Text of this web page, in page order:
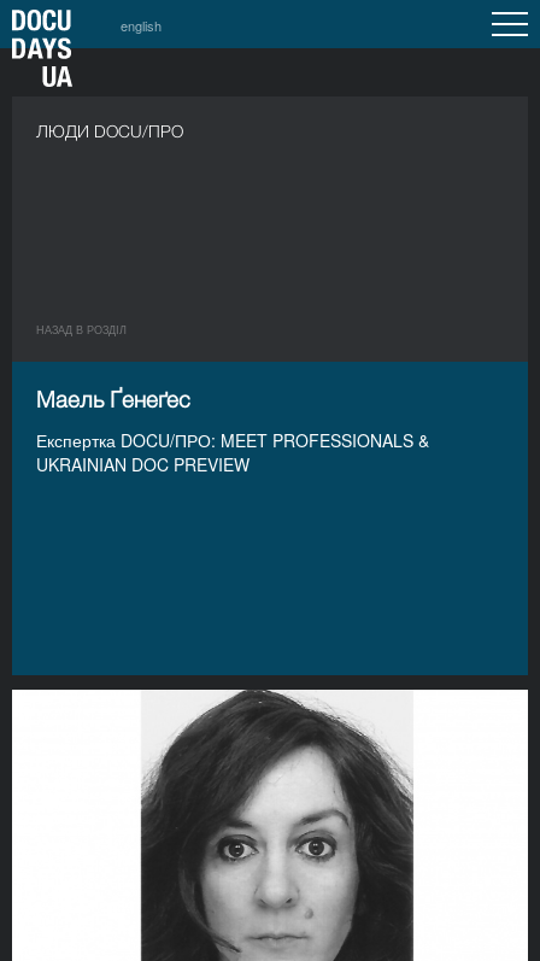
english
ЛЮДИ DOCU/ПРО
НАЗАД В РОЗДIЛ
Маель Ґенеґес
Експертка DOCU/ПРО: MEET PROFESSIONALS &
UKRAINIAN DOC PREVIEW